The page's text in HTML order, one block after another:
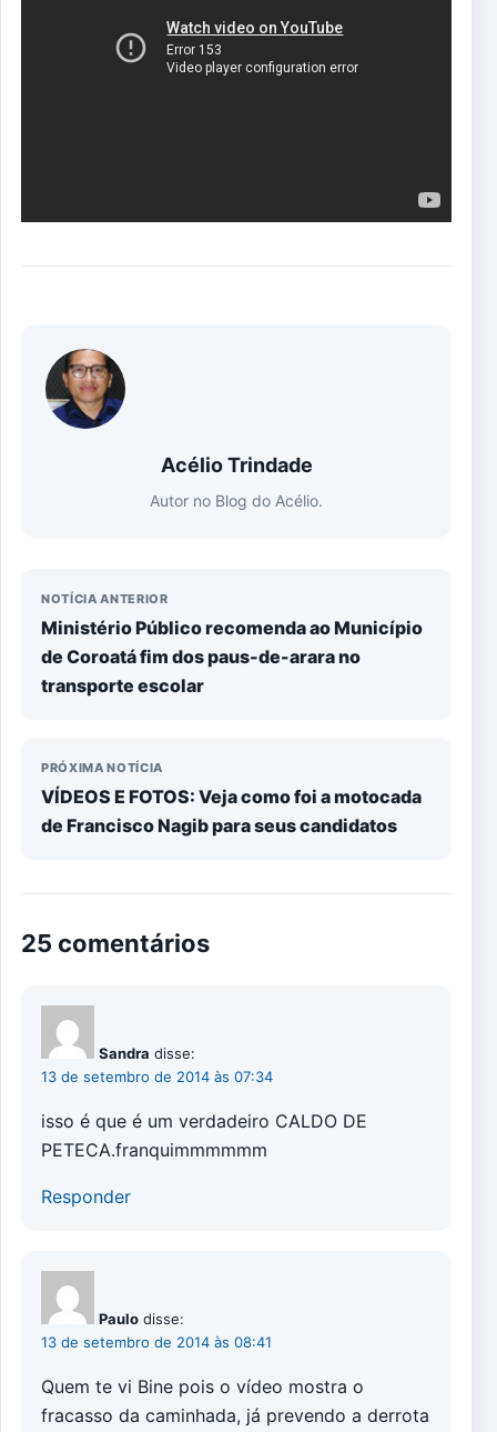
Acélio Trindade
Autor no Blog do Acélio.
NOTÍCIA ANTERIOR
Ministério Público recomenda ao Município
de Coroatá fim dos paus-de-arara no
transporte escolar
PRÓXIMA NOTÍCIA
VÍDEOS E FOTOS: Veja como foi a motocada
de Francisco Nagib para seus candidatos
25 comentários
Sandra disse:
13 de setembro de 2014 às 07:34
isso é que é um verdadeiro CALDO DE
PETECA.franquimmmmmm
Responder
Paulo disse:
13 de setembro de 2014 às 08:41
Quem te vi Bine pois o vídeo mostra o
fracasso da caminhada, já prevendo a derrota